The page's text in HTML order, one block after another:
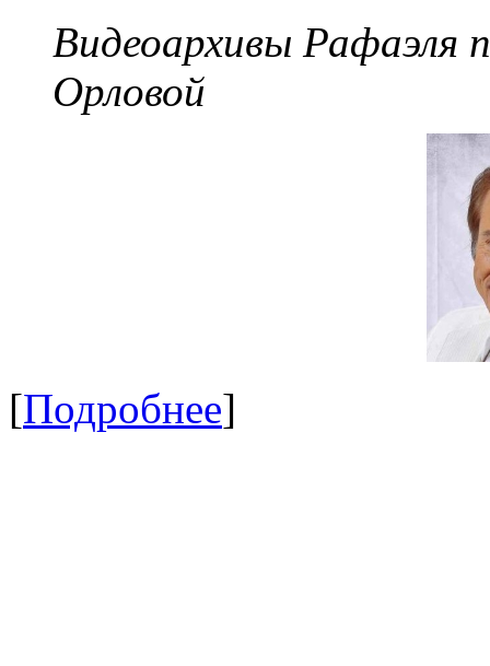
Видеоархивы Рафаэля
Орловой
[Подробнее]